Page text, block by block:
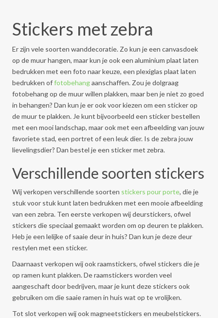
Stickers met zebra
Er zijn vele soorten wanddecoratie. Zo kun je een canvasdoek
op de muur hangen, maar kun je ook een aluminium plaat laten
bedrukken met een foto naar keuze, een plexiglas plaat laten
bedrukken offotobehangaanschaffen. Zou je dolgraag
fotobehang op de muur willen plakken, maar ben je niet zo goed
in behangen? Dan kun je er ook voor kiezen om een sticker op
de muur te plakken. Je kunt bijvoorbeeld een sticker bestellen
met een mooi landschap, maar ook met een afbeelding van jouw
favoriete stad, een portret of een leuk dier. Is de zebra jouw
lievelingsdier? Dan bestel je een sticker met zebra.
Verschillende soorten stickers
Wij verkopen verschillende soorten stickers pour porte, die je
stuk voor stuk kunt laten bedrukken met een mooie afbeelding
van een zebra. Ten eerste verkopen wij deurstickers, ofwel
stickers die speciaal gemaakt worden om op deuren te plakken.
Heb je een lelijke of saaie deur in huis? Dan kun je deze deur
restylen met een sticker.
Daarnaast verkopen wij ook raamstickers, ofwel stickers die je
op ramen kunt plakken. De raamstickers worden veel
aangeschaft door bedrijven, maar je kunt deze stickers ook
gebruiken om die saaie ramen in huis wat op te vrolijken.
Tot slot verkopen wij ook magneetstickers en meubelstickers.